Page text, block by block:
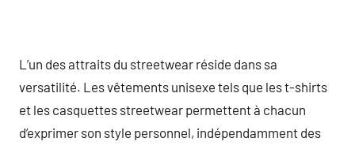
L’un des attraits du streetwear réside dans sa
versatilité. Les vêtements unisexe tels que les t-shirts
et les casquettes streetwear permettent à chacun
d’exprimer son style personnel, indépendamment des